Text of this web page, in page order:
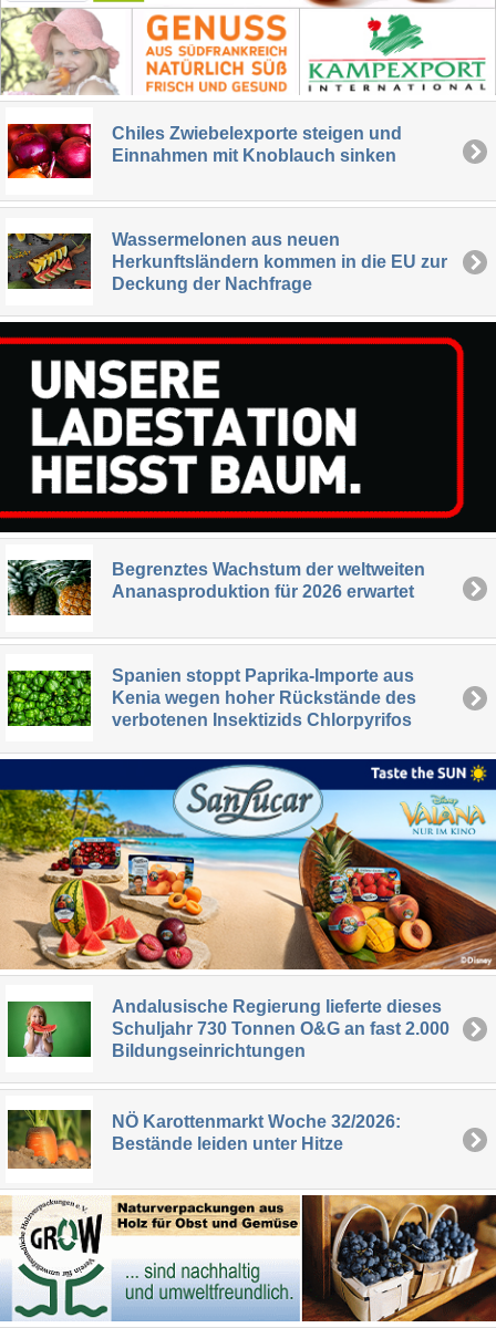
Chiles Zwiebelexporte steigen und
Einnahmen mit Knoblauch sinken
Wassermelonen aus neuen
Herkunftsländern kommen in die EU zur
Deckung der Nachfrage
Begrenztes Wachstum der weltweiten
Ananasproduktion für 2026 erwartet
Spanien stoppt Paprika-Importe aus
Kenia wegen hoher Rückstände des
verbotenen Insektizids Chlorpyrifos
Andalusische Regierung lieferte dieses
Schuljahr 730 Tonnen O&G an fast 2.000
Bildungseinrichtungen
NÖ Karottenmarkt Woche 32/2026:
Bestände leiden unter Hitze